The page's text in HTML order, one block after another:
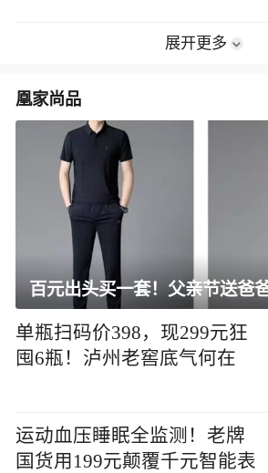
展开更多
凰家尚品
单瓶扫码价398，现299元狂
囤6瓶！泸州老窖底气何在
运动血压睡眠全监测！老牌
国货用199元颠覆千元智能表